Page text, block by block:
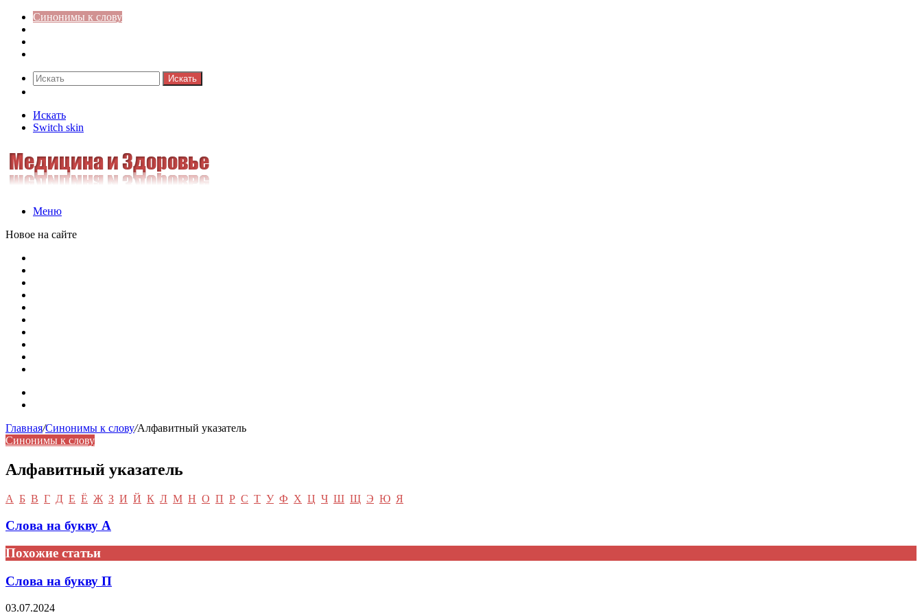
Синонимы к слову
Искать
Искать
Switch skin
Меню
Новое на сайте
Главная/Синонимы к слову/Алфавитный указатель
Синонимы к слову
Алфавитный указатель
А Б В Г Д Е Ё Ж З И Й К Л М Н О П Р С Т У Ф Х Ц Ч Ш Щ Э Ю Я
Слова на букву А
Похожие статьи
Слова на букву П
03.07.2024